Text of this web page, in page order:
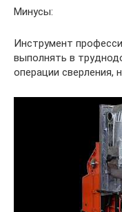
Минусы:
Инструмент
выполнять в
операции сверления,